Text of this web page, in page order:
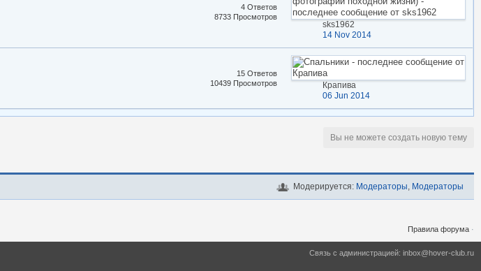
4 Ответов
8733 Просмотров
sks1962
14 Nov 2014
15 Ответов
10439 Просмотров
Крапива
06 Jun 2014
Вы не можете создать новую тему
Модерируется: Модераторы, Модераторы
Правила форума ·
Связь с администрацией: inbox@hover-club.ru